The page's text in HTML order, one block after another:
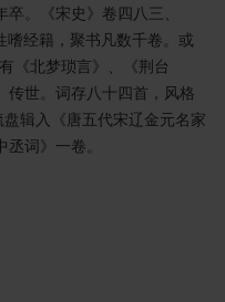
。《宋史》卷四八三、
嗜经籍，聚书凡数千卷。或
《北梦琐言》、《荆台
传世。词存八十四首，风格
辑入《唐五代宋辽金元名家
词》一卷。